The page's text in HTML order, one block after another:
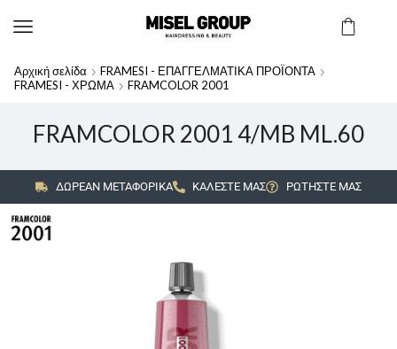
Αρχική σελίδα
FRAMESI - ΕΠΑΓΓΕΛΜΑΤΙΚΑ ΠΡΟΪΟΝΤΑ
FRAMESI - ΧΡΩΜΑ
FRAMCOLOR 2001
FRAMCOLOR 2001 4/MB ML.60
ΔΩΡΕΑΝ ΜΕΤΑΦΟΡΙΚΑ ΚΑΛΕΣΤΕ ΜΑΣ ΡΩΤΗΣΤΕ ΜΑΣ